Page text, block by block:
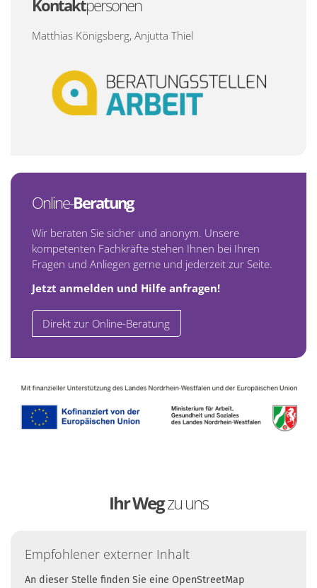
Kontaktpersonen
Matthias Königsberg, Anjutta Thiel
Online-Beratung
Wir beraten Sie sicher und anonym. Unsere
kompetenten Fachkräfte stehen Ihnen bei Ihren
Fragen und Anliegen gerne und jederzeit zur Seite.
Jetzt anmelden und Hilfe anfragen!
Direkt zur Online-Beratung
Empfohlener externer Inhalt
An dieser Stelle finden Sie eine OpenStreetMap
Ihr Wegzu uns